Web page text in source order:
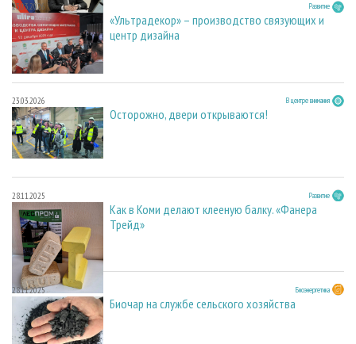
23.03.2026 Развитие
«Ультрадекор» – производство связующих и
центр дизайна
23.03.2026 В центре внимания
Осторожно, двери открываются!
28.11.2025 Развитие
Как в Коми делают клееную балку. «Фанера
Трейд»
28.11.2025 Биоэнергетика
Биочар на службе сельского хозяйства